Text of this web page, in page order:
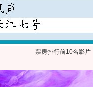
票房排行前10名影片